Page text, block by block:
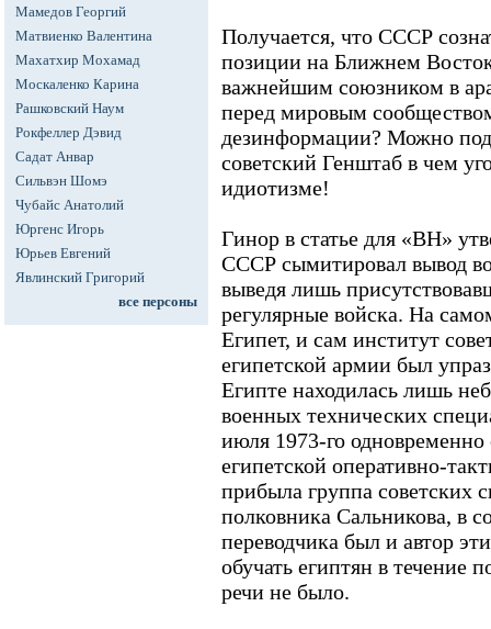
Мамедов Георгий
Матвиенко Валентина
Махатхир Мохамад
Москаленко Карина
Рашковский Наум
Рокфеллер Дэвид
Садат Анвар
Сильвэн Шомэ
Чубайс Анатолий
Юргенс Игорь
Юрьев Евгений
Явлинский Григорий
все персоны
Получается, что СССР
позиции на Ближнем
важнейшим союзником в
перед мировым
дезинформации? Можно
советский Генштаб в чем
идиотизме!
Гинор в статье для «ВН»
СССР сымитировал вывод
выведя лишь
регулярные войска. На
Египет, и сам институт
египетской армии был
Египте находилась лишь
военных технических
июля 1973-го одновременно
египетской оперативно-
прибыла группа советских
полковника Сальникова, в
переводчика был и автор
обучать египтян в течение
речи не было.